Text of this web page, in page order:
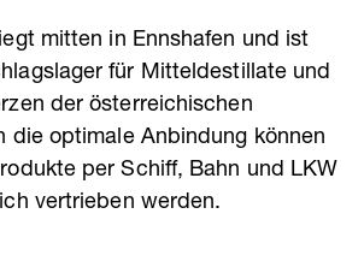
mitten in Ennshafen und ist
für Mitteldestillate und
der österreichischen
die optimale Anbindung können
per Schiff, Bahn und LKW
vertrieben werden.